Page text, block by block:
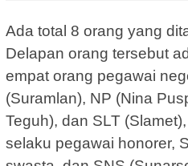
Ada total 8 orang yang
Delapan orang tersebut
empat orang pegawai
(Suramlan), NP (Nina
Teguh), dan SLT
selaku pegawai honorer,